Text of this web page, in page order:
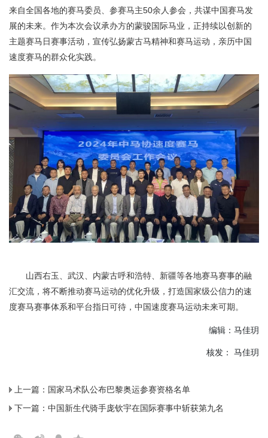
来自全国各地的赛马委员、参赛马主50余人参会，共谋中国赛马发
展的未来。作为本次会议承办方的蒙骏国际马业，正持续以创新的
主题赛马日赛事活动，宣传弘扬蒙古马精神和赛马运动，亲历中国
速度赛马的群众化实践。
山西右玉、武汉、内蒙古呼和浩特、新疆等各地赛马赛事的融
汇交流，将不断推动赛马运动的优化升级，打造国家级公信力的速
度赛马赛事体系和平台指日可待，中国速度赛马运动未来可期。
编辑：马佳玥
核发： 马佳玥
上一篇： 国家马术队公布巴黎奥运参赛资格名单
下一篇： 中国新生代骑手庞钦宇在国际赛事中斩获第九名